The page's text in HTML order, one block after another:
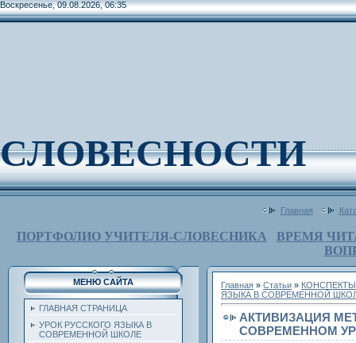
Воскресенье, 09.08.2026, 06:35
СЛОВЕСНОСТИ
Главная
ПОРТФОЛИО УЧИТЕЛЯ-СЛОВЕСНИКА
ВРЕМЯ
МЕНЮ САЙТА
ГЛАВНАЯ СТРАНИЦА
УРОК РУССКОГО ЯЗЫКА В
СОВРЕМЕННОЙ ШКОЛЕ
Главная » Статьи »
ЯЗЫКА В СОВРЕМЕННОЙ
АКТИВИЗАЦИЯ
СОВРЕМЕННОМ